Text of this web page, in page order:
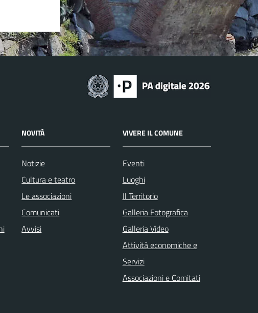
NOVITÀ
Notizie
Cultura e teatro
Le associazioni
Comunicati
Avvisi
VIVERE IL COMUNE
Eventi
Luoghi
Il Territorio
Galleria Fotografica
Galleria Video
Attività economiche e
Servizi
Associazioni e Comitati